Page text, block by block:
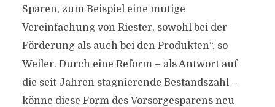
Sparen, zum Beispiel eine mutige
Vereinfachung von Riester, sowohl bei der
Förderung als auch bei den Produkten“, so
Weiler. Durch eine Reform – als Antwort auf
die seit Jahren stagnierende Bestandszahl –
könne diese Form des Vorsorgesparens neu